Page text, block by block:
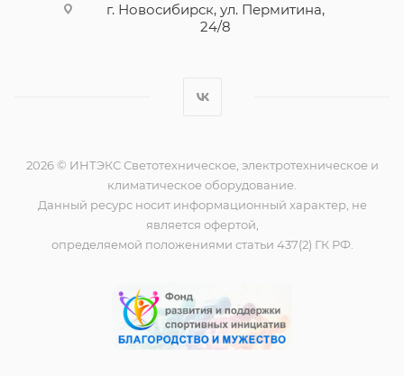
г. Новосибирск, ул. Пермитина,
24/8
2026 © ИНТЭКС Светотехническое, электротехническое и
климатическое оборудование.
Данный ресурс носит информационный характер, не
является офертой,
определяемой положениями статьи 437(2) ГК РФ.